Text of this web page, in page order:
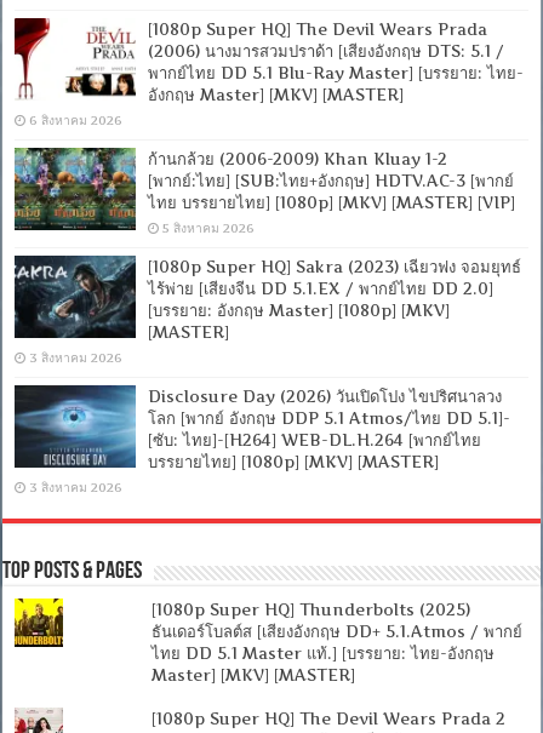
[1080p Super HQ] The Devil Wears Prada
(2006) นางมารสวมปราด้า [เสียงอังกฤษ DTS: 5.1 /
พากย์ไทย DD 5.1 Blu-Ray Master] [บรรยาย: ไทย-
อังกฤษ Master] [MKV] [MASTER]
6 สิงหาคม 2026
ก้านกล้วย (2006-2009) Khan Kluay 1-2
[พากย์:ไทย] [SUB:ไทย+อังกฤษ] HDTV.AC-3 [พากย์
ไทย บรรยายไทย] [1080p] [MKV] [MASTER] [VIP]
5 สิงหาคม 2026
[1080p Super HQ] Sakra (2023) เฉียวฟง จอมยุทธ์
ไร้พ่าย [เสียงจีน DD 5.1.EX / พากย์ไทย DD 2.0]
[บรรยาย: อังกฤษ Master] [1080p] [MKV]
[MASTER]
3 สิงหาคม 2026
Disclosure Day (2026) วันเปิดโปง ไขปริศนาลวง
โลก [พากย์ อังกฤษ DDP 5.1 Atmos/ไทย DD 5.1]-
[ซับ: ไทย]-[H264] WEB-DL.H.264 [พากย์ไทย
บรรยายไทย] [1080p] [MKV] [MASTER]
3 สิงหาคม 2026
Top Posts & Pages
[1080p Super HQ] Thunderbolts (2025)
ธันเดอร์โบลต์ส [เสียงอังกฤษ DD+ 5.1.Atmos / พากย์
ไทย DD 5.1 Master แท้.] [บรรยาย: ไทย-อังกฤษ
Master] [MKV] [MASTER]
[1080p Super HQ] The Devil Wears Prada 2